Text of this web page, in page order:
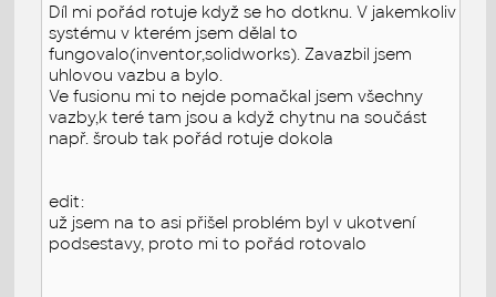
Díl mi pořád rotuje když se ho dotknu. V jakemkoliv
systému v kterém jsem dělal to
fungovalo(inventor,solidworks). Zavazbil jsem
uhlovou vazbu a bylo.
Ve fusionu mi to nejde pomačkal jsem všechny
vazby,k teré tam jsou a když chytnu na součást
např. šroub tak pořád rotuje dokola
edit:
už jsem na to asi přišel problém byl v ukotvení
podsestavy, proto mi to pořád rotovalo